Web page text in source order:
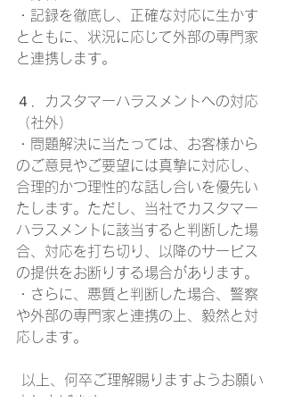
・記録を徹底し、正確な対応に生かす
とともに、状況に応じて外部の専門家
と連携します。
４．カスタマーハラスメントへの対応
（社外）
・問題解決に当たっては、お客様から
のご意見やご要望には真摯に対応し、
合理的かつ理性的な話し合いを優先い
たします。ただし、当社でカスタマー
ハラスメントに該当すると判断した場
合、対応を打ち切り、以降のサービス
の提供をお断りする場合があります。
・さらに、悪質と判断した場合、警察
や外部の専門家と連携の上、毅然と対
応します。
申し上げます。